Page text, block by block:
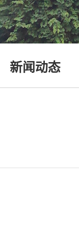
新闻动态